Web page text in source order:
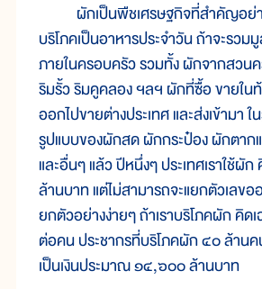
ผักเป็นพืชเศรษฐกิจที่สำคัญอย่าง
บริโภคเป็นอาหารประจำวัน ถ้าจะรวม
ภายในครอบครัว รวมทั้ง ผักจากสวน
ริมรั้ว ริมคูคลอง ฯลฯ ผักที่ซื้อ ขายใน
ออกไปขายต่างประเทศ และส่งเข้ามา
รูปแบบของผักสด ผักกระป๋อง ผักตา
และอื่นๆ แล้ว ปีหนึ่งๆ ประเทศเราใช้ผั
ล้านบาท แต่ไม่สามารถจะแยกตัวเลขอ
ยกตัวอย่างง่ายๆ ถ้าเราบริโภคผัก คิด
ต่อคน ประชากรที่บริโภคผัก ๔๐ ล้านค
เป็นเงินประมาณ ๑๔,๖๐๐ ล้านบาท